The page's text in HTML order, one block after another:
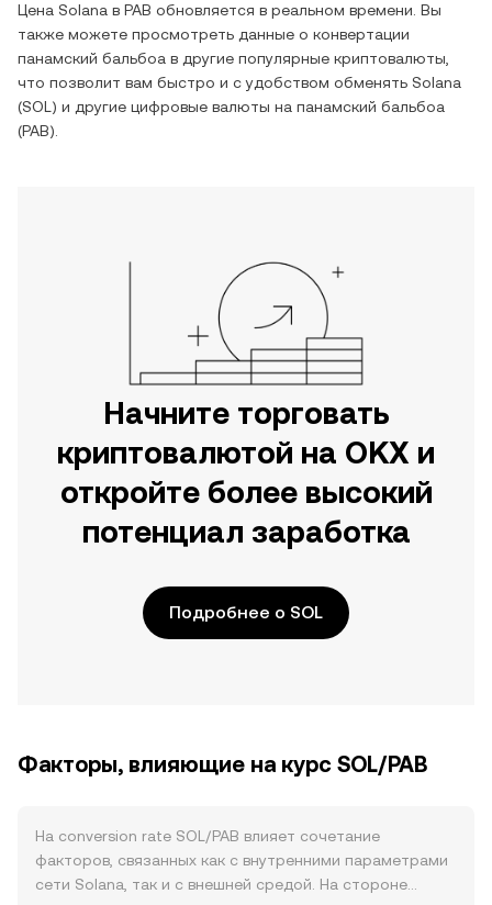
Цена Solana в PAB обновляется в реальном времени. Вы
также можете просмотреть данные о конвертации
панамский бальбоа в другие популярные криптовалюты,
что позволит вам быстро и с удобством обменять Solana
(SOL ) и другие цифровые валюты на панамский бальбоа
(PAB).
Начните торговать
криптовалютой на OKX и
откройте более высокий
потенциал заработка
Подробнее о SOL
Факторы, влияющие на курс SOL/PAB
На conversion rate SOL/PAB влияет сочетание
факторов, связанных как с внутренними параметрами
сети Solana, так и с внешней средой. На стороне